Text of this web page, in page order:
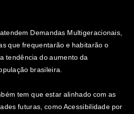
Demandas Multigeracionais,
que frequentarão e habitarão o
tendência do aumento da
brasileira.
tem que estar alinhado com as
futuras, como Acessibilidade por